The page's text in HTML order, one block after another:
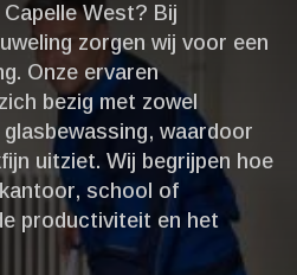
West? Bij
zorgen wij voor een
Onze ervaren
bezig met zowel
waardoor
uitziet.​ Wij begrijpen hoe
school of
productiviteit en het